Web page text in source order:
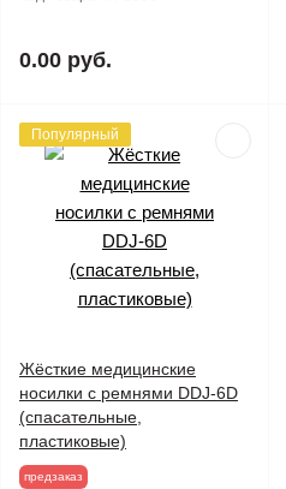
0.00 руб.
Популярный
Жёсткие медицинские
носилки с ремнями DDJ-6D
(спасательные,
пластиковые)
предзаказ